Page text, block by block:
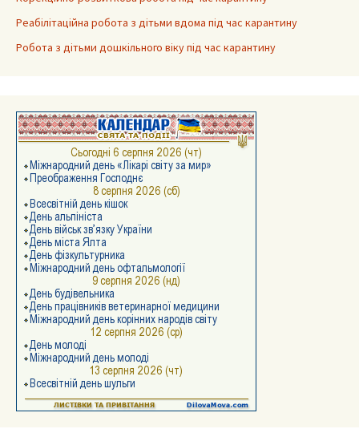
Реабілітаційна робота з дітьми вдома під час карантину
Робота з дітьми дошкільного віку під час карантину